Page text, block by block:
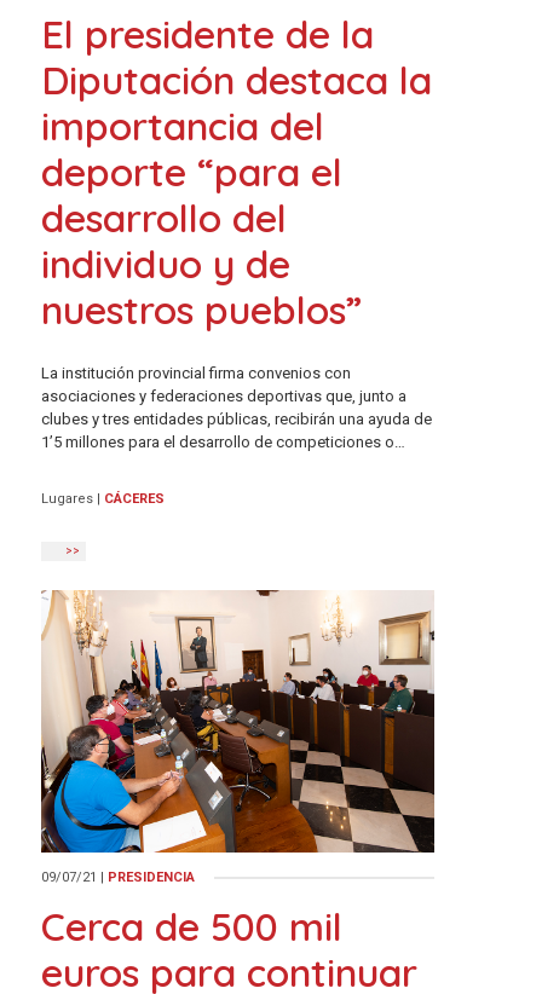
El presidente de la
Diputación destaca la
importancia del
deporte “para el
desarrollo del
individuo y de
nuestros pueblos”
La institución provincial firma convenios con
asociaciones y federaciones deportivas que, junto a
clubes y tres entidades públicas, recibirán una ayuda de
1’5 millones para el desarrollo de competiciones o…
Lugares CÁCERES
>>
09/07/21 PRESIDENCIA
Cerca de 500 mil
euros para continuar